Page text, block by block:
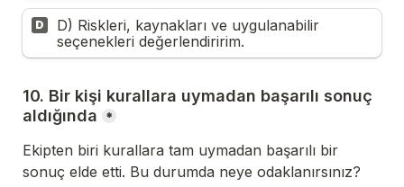
D
D) Riskleri, kaynakları ve uygulanabilir
seçenekleri değerlendiririm.
10. Bir kişi kurallara uymadan başarılı sonuç
aldığında
*
Ekipten biri kurallara tam uymadan başarılı bir
sonuç elde etti. Bu durumda neye odaklanırsınız?